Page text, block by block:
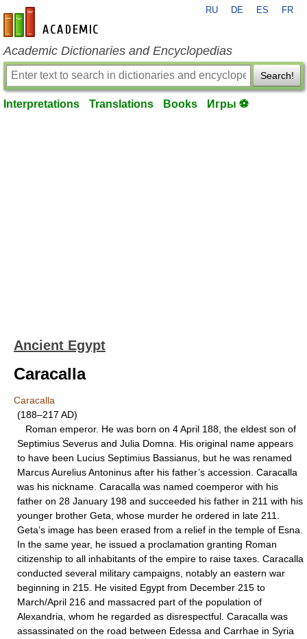
en-academic.com
RU DE ES FR
Academic Dictionaries and Encyclopedias
Search!
Interpretations Translations Books Игры ⚽
Ancient Egypt
Caracalla
Caracalla
(188–217 AD)
Roman emperor. He was born on 4 April 188, the eldest son of
Septimius Severus and Julia Domna. His original name appears
to have been Lucius Septimius Bassianus, but he was renamed
Marcus Aurelius Antoninus after his father’s accession. Caracalla
was his nickname. Caracalla was named coemperor with his
father on 28 January 198 and succeeded his father in 211 with his
younger brother Geta, whose murder he ordered in late 211.
Geta’s image has been erased from a relief in the temple of Esna.
In the same year, he issued a proclamation granting Roman
citizenship to all inhabitants of the empire to raise taxes. Caracalla
conducted several military campaigns, notably an eastern war
beginning in 215. He visited Egypt from December 215 to
March/April 216 and massacred part of the population of
Alexandria, whom he regarded as disrespectful. Caracalla was
assassinated on the road between Edessa and Carrhae in Syria